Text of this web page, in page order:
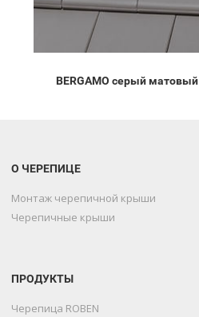
BERGAMO серый матовый
О ЧЕРЕПИЦЕ
Монтаж черепичной крыши
Черепичные крыши
ПРОДУКТЫ
Черепица ROBEN